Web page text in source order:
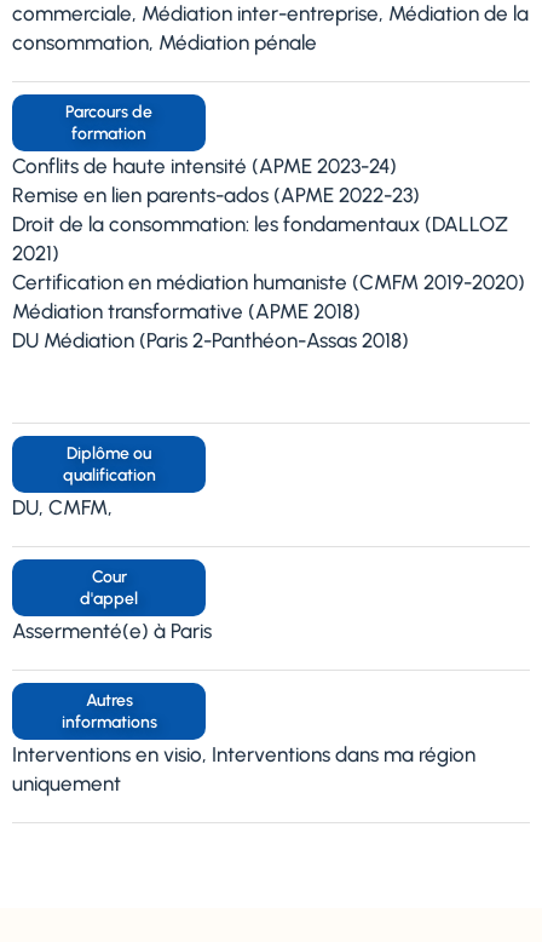
commerciale, Médiation inter-entreprise, Médiation de la
consommation, Médiation pénale
Parcours de
formation
Conflits de haute intensité (APME 2023-24)
Remise en lien parents-ados (APME 2022-23)
Droit de la consommation: les fondamentaux (DALLOZ
2021)
Certification en médiation humaniste (CMFM 2019-2020)
Médiation transformative (APME 2018)
DU Médiation (Paris 2-Panthéon-Assas 2018)
Diplôme ou
qualification
DU, CMFM,
Cour
d'appel
Assermenté(e) à Paris
Autres
informations
Interventions en visio, Interventions dans ma région
uniquement